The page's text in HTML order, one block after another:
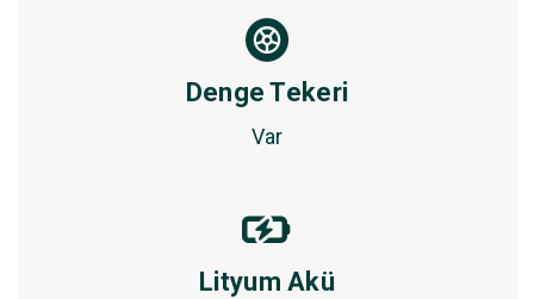
Denge Tekeri
Var
Lityum Akü